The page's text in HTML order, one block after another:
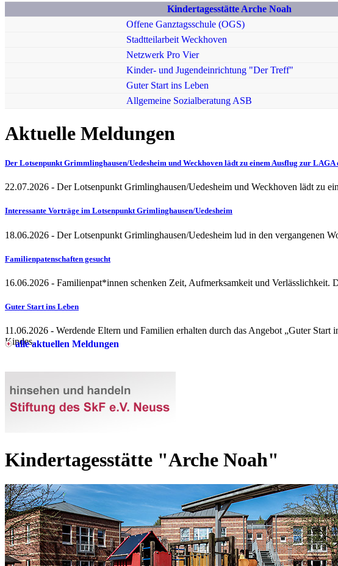
Kindertagesstätte Arche Noah
Offene Ganztagsschule (OGS)
Stadtteilarbeit Weckhoven
Netzwerk Pro Vier
Kinder- und Jugendeinrichtung "Der Treff"
Guter Start ins Leben
Allgemeine Sozialberatung ASB
Aktuelle Meldungen
Der Lotsenpunkt Grimmlinghausen/Uedesheim und Weckhoven lädt zu einem Ausflug zur LAGA
22.07.2026 - Der Lotsenpunkt Grimlinghausen/Uedesheim und Weckhoven lädt zu
Interessante Vorträge im Lotsenpunkt Grimlinghausen/Uedesheim
18.06.2026 - Der Lotsenpunkt Grimlinghausen/Uedesheim lud in den vergangenen
Familienpatenschaften gesucht
16.06.2026 - Familienpat*innen schenken Zeit, Aufmerksamkeit und Verlässlichkeit.
Guter Start ins Leben
11.06.2026 - Werdende Eltern und Familien erhalten durch das Angebot „Guter
Kindes.
alle aktuellen Meldungen
Kindertagesstätte "Arche Noah"